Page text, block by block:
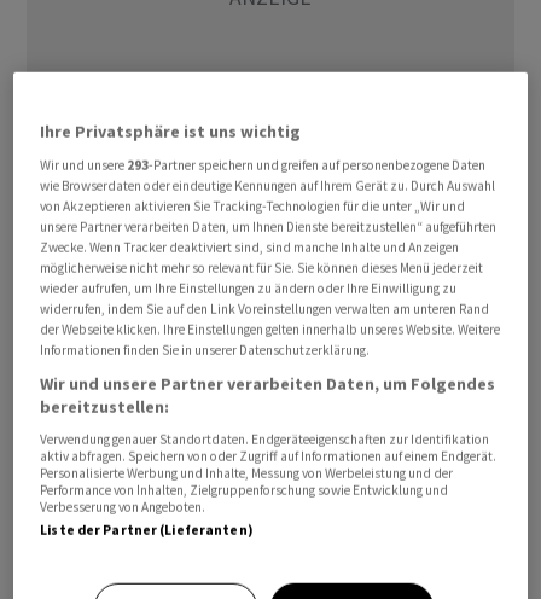
Das von der Universität Michigan erhobene
Konsumklima stieg laut der am Freitag veröffentlichten
zweiten Schätzung um 4,7 Punkte auf revidierte 49,5
Punkte. In einer ersten Schätzung waren noch 48,9
Punkte ermittelt worden. Volkswirte hatten allerdings
mit einer noch deutlicheren Aufwärtsrevision auf 50,0
Punkte gerechnet.
Besonders stark verbesserten sich die Erwartungen der
Verbraucher. Auch die Bewertung der aktuellen Lage
stieg an.
«Die Lebenshaltungskosten stehen bei den
Ihre Privatsphäre ist uns wichtig
Wir und unsere 293-Partner speichern und greifen auf personenbezogene Daten
wie Browserdaten oder eindeutige Kennungen auf Ihrem Gerät zu. Durch Auswahl
von Akzeptieren aktivieren Sie Tracking-Technologien für die unter „Wir und
unsere Partner verarbeiten Daten, um Ihnen Dienste bereitzustellen“ aufgeführten
Zwecke. Wenn Tracker deaktiviert sind, sind manche Inhalte und Anzeigen
möglicherweise nicht mehr so relevant für Sie. Sie können dieses Menü jederzeit
wieder aufrufen, um Ihre Einstellungen zu ändern oder Ihre Einwilligung zu
widerrufen, indem Sie auf den Link Voreinstellungen verwalten am unteren Rand
der Webseite klicken. Ihre Einstellungen gelten innerhalb unseres Website. Weitere
Informationen finden Sie in unserer Datenschutzerklärung.
Wir und unsere Partner verarbeiten Daten, um Folgendes
bereitzustellen:
Verwendung genauer Standortdaten. Endgeräteeigenschaften zur Identifikation
aktiv abfragen. Speichern von oder Zugriff auf Informationen auf einem Endgerät.
Personalisierte Werbung und Inhalte, Messung von Werbeleistung und der
Performance von Inhalten, Zielgruppenforschung sowie Entwicklung und
Verbesserung von Angeboten.
Liste der Partner (Lieferanten)